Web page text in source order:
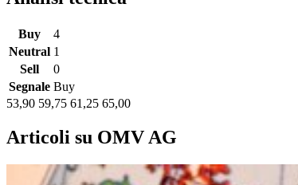
Buy
4
Neutral 1
Sell
0
Segnale Buy
53,90 59,75 61,25 65,00
Articoli su OMV AG